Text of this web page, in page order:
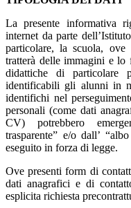
La presente informativa
internet da parte
particolare, la scuola,
tratterà delle immagini e lo
didattiche di particolare
identificabili gli alunni in
identifichi nel
personali (come dati
CV) potrebbero
trasparente” e/o dall’
eseguito in forza di legge.
Ove presenti form di
dati anagrafici e di
esplicita richiesta